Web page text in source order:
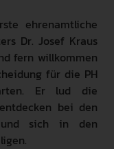
ehrenamtliche
Dr. Josef Kraus
fern willkommen
für die PH
Er lud die
bei den
und sich in den